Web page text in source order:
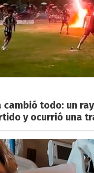
cambió todo: un
y ocurrió una